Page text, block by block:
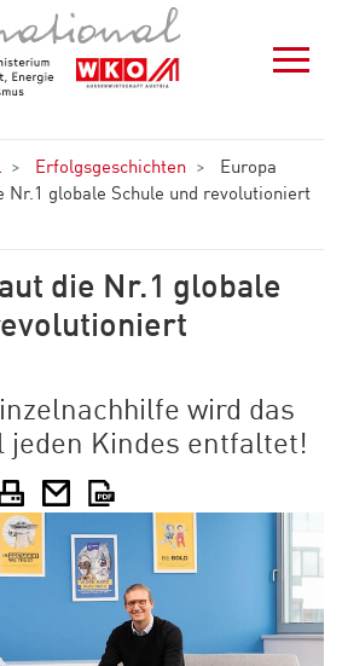
Erfolgsgeschichten
Europa
Nr.1 globale Schule und revolutioniert
die Nr.1 globale
wird das
jeden Kindes entfaltet!
E-Mail
PDF